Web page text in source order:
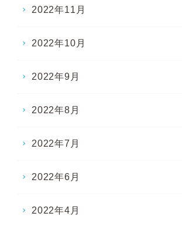
2022年11月
2022年10月
2022年9月
2022年8月
2022年7月
2022年6月
2022年4月